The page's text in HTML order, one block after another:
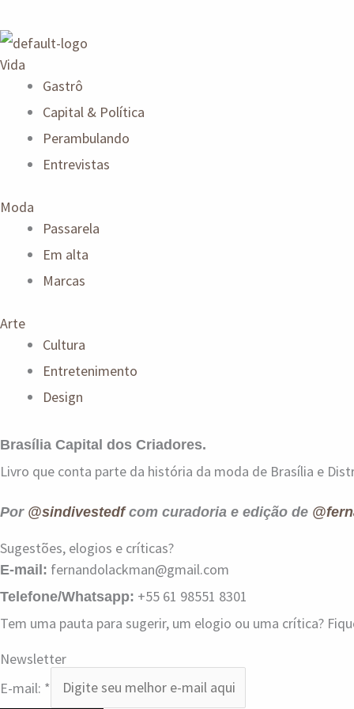
Vida
Gastrô
Capital & Política
Perambulando
Entrevistas
Moda
Passarela
Em alta
Marcas
Arte
Cultura
Entretenimento
Design
Brasília Capital dos Criadores.
Livro que conta parte da história da moda de Brasília e
Por @sindivestedfcom curadoria e edição de
Sugestões, elogios e críticas?
E-mail: fernandolackman@gmail.com
Telefone/Whatsapp: +55 61 98551 8301
Tem uma pauta para sugerir, um elogio ou uma crítica?
Newsletter
E-mail: *